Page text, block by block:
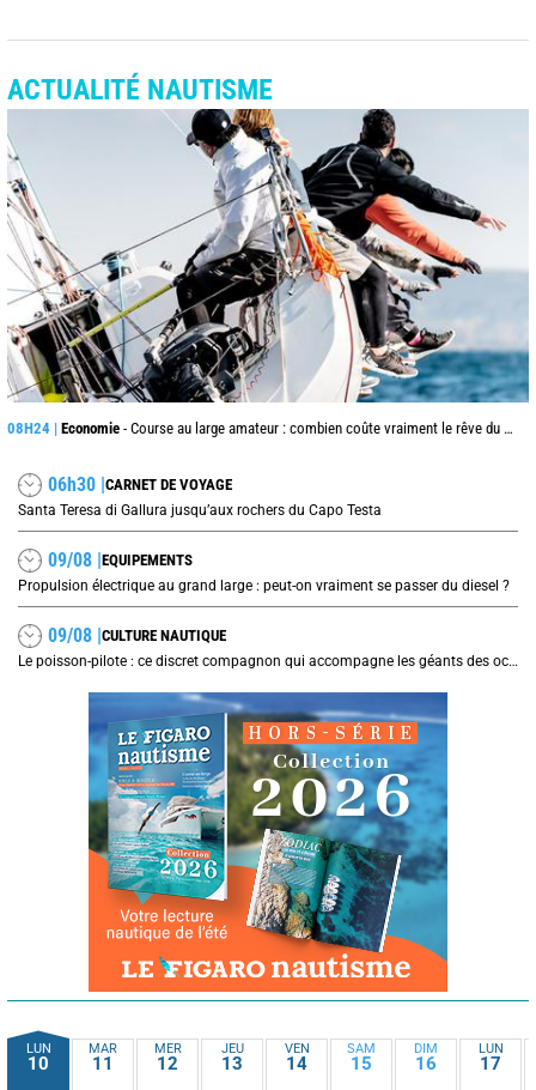
ACTUALITÉ NAUTISME
08H24 | Economie - Course au large amateur : combien coûte vraiment le rêve du grand large ?
06h30 |CARNET DE VOYAGE
Santa Teresa di Gallura jusqu’aux rochers du Capo Testa
09/08 |EQUIPEMENTS
Propulsion électrique au grand large : peut-on vraiment se passer du diesel ?
09/08 |CULTURE NAUTIQUE
Le poisson-pilote : ce discret compagnon qui accompagne les géants des océans
LUN
10
MAR
11
MER
12
JEU
13
VEN
14
SAM
15
DIM
16
LUN
17